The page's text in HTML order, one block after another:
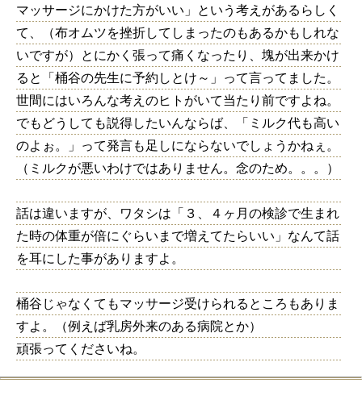
マッサージにかけた方がいい」という考えがあるらしく
て、（布オムツを挫折してしまったのもあるかもしれな
いですが）とにかく張って痛くなったり、塊が出来かけ
ると「桶谷の先生に予約しとけ～」って言ってました。
世間にはいろんな考えのヒトがいて当たり前ですよね。
でもどうしても説得したいんならば、「ミルク代も高い
のよぉ。」って発言も足しにならないでしょうかねぇ。
（ミルクが悪いわけではありません。念のため。。。）
話は違いますが、ワタシは「３、４ヶ月の検診で生まれ
た時の体重が倍にぐらいまで増えてたらいい」なんて話
を耳にした事がありますよ。
桶谷じゃなくてもマッサージ受けられるところもありま
すよ。（例えば乳房外来のある病院とか）
頑張ってくださいね。